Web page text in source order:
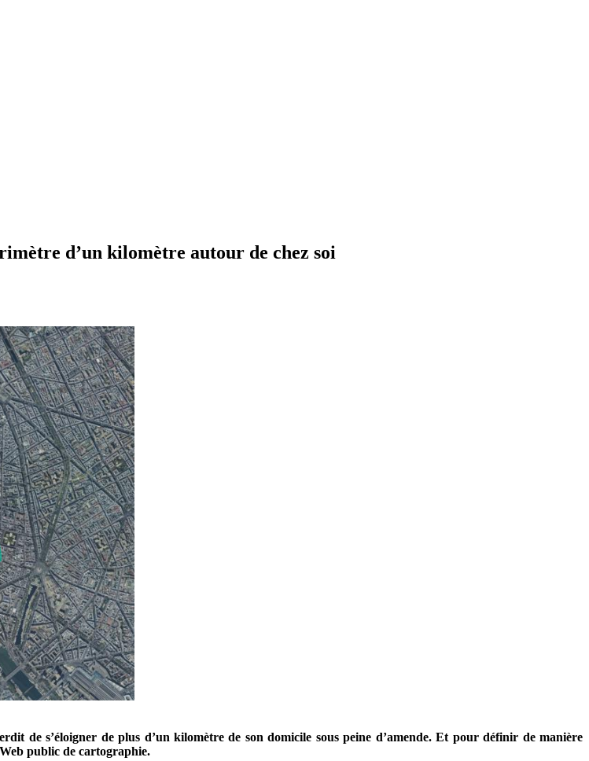
d’un kilomètre autour de chez soi
de s’éloigner de plus d’un kilomètre de son domicile sous peine d’amende. Et pour définir de manière
public de cartographie.